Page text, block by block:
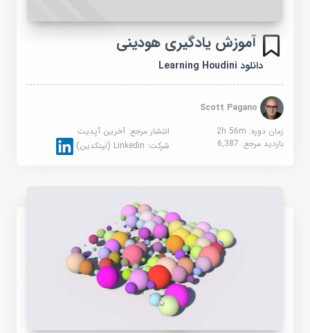
آموزش یادگیری هودینی
دانلود Learning Houdini
Scott Pagano
زمان دوره: 2h 56m
انتشار مرجع:آخرین آپدیت
بازدید مرجع:6,387 شرکت:Linkedin (لینکدین)